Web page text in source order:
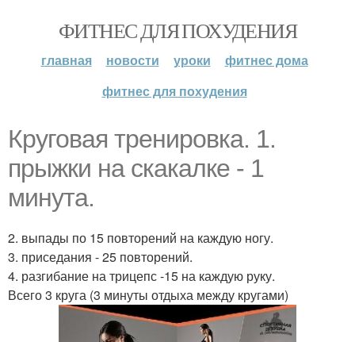
ФИТНЕС ДЛЯ ПОХУДЕНИЯ
главная новости уроки
фитнес дома
фитнес для похудения
Круговая тренировка. 1.
прыжки на скакалке - 1
минута.
2. выпады по 15 повторений на каждую ногу.
3. приседания - 25 повторений.
4. разгибание на трицепс -15 на каждую руку.
Всего 3 круга (3 минуты отдыха между кругами)